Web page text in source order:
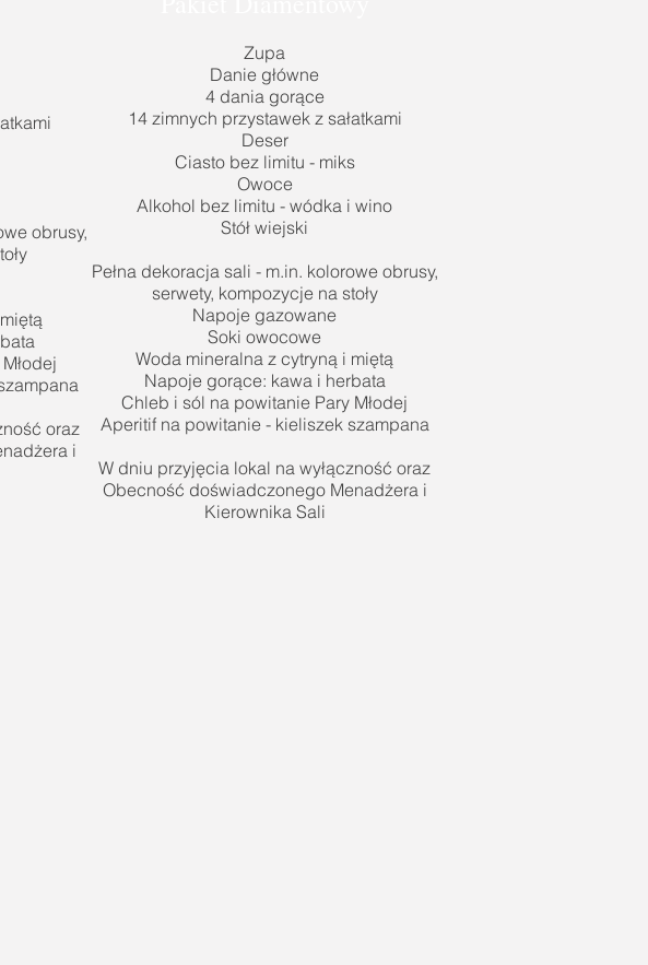
obrusy,
oraz
i
Zupa
Danie główne
4 dania gorące
14 zimnych przystawek z sałatkami
Deser
Ciasto bez limitu - miks
Owoce
Alkohol bez limitu - wódka i wino
Stół wiejski
Pełna dekoracja sali - m.in. kolorowe obrusy,
serwety, kompozycje na stoły
Napoje gazowane
Soki owocowe
Woda mineralna z cytryną i miętą
Napoje gorące: kawa i herbata
Chleb i sól na powitanie Pary Młodej
Aperitif na powitanie - kieliszek szampana
W dniu przyjęcia lokal na wyłączność oraz
Obecność doświadczonego Menadżera i
Kierownika Sali